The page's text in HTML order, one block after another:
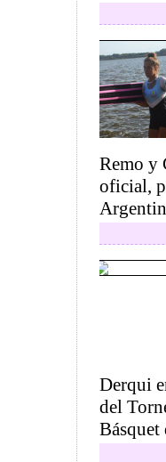
Remo y
oficial,
Derqui
del
Básquet